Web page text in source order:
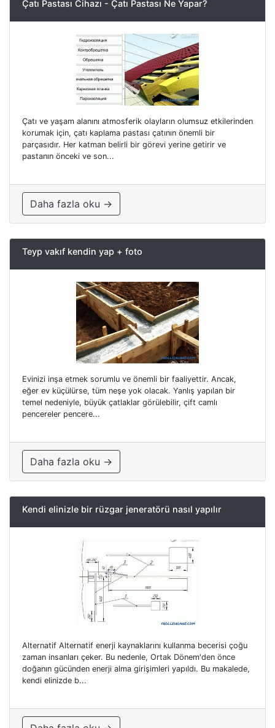
Çatı Pastası Cihazı - Çatı Pastası Ne Yapar?
Çatı ve yaşam alanını atmosferik olayların olumsuz etkilerinden
korumak için, çatı kaplama pastası çatının önemli bir
parçasıdır. Her katman belirli bir görevi yerine getirir ve
pastanın önceki ve son...
Daha fazla oku →
Teyp vakıf kendin yap + foto
Evinizi inşa etmek sorumlu ve önemli bir faaliyettir. Ancak,
eğer ev küçülürse, tüm neşe yok olacak. Yanlış yapılan bir
temel nedeniyle, büyük çatlaklar görülebilir, çift camlı
pencereler pencere...
Daha fazla oku →
Kendi elinizle bir rüzgar jeneratörü nasıl yapılır
Alternatif Alternatif enerji kaynaklarını kullanma becerisi çoğu
zaman insanları çeker. Bu nedenle, Ortak Dönem'den önce
doğanın gücünden enerji alma girişimleri yapıldı. Bu makalede,
kendi elinizde b...